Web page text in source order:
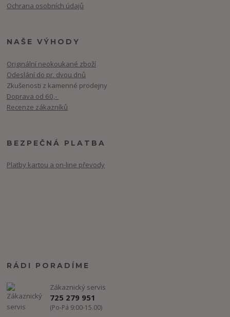
Ochrana osobních údajů
NAŠE VÝHODY
Originální neokoukané zboží
Odeslání do pr. dvou dnů
Zkušenosti z kamenné prodejny
Doprava od 60,-
Recenze zákazníků
BEZPEČNÁ PLATBA
Platby kartou a on-line převody
RÁDI PORADÍME
Zákaznický servis
725 279 951
(Po-Pá 9:00-15.00)